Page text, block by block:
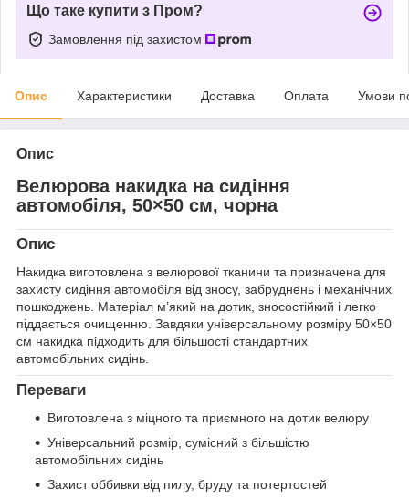
Що таке купити з Пром?
Замовлення під захистом
Опис Характеристики Доставка Оплата Умови
Опис
Велюрова накидка на сидіння
автомобіля, 50×50 см, чорна
Опис
Накидка виготовлена з велюрової тканини та призначена для
захисту сидіння автомобіля від зносу, забруднень і механічних
пошкоджень. Матеріал м’який на дотик, зносостійкий і легко
піддається очищенню. Завдяки універсальному розміру 50×50
см накидка підходить для більшості стандартних
автомобільних сидінь.
Переваги
Виготовлена з міцного та приємного на дотик велюру
Універсальний розмір, сумісний з більшістю
автомобільних сидінь
Захист оббивки від пилу, бруду та потертостей